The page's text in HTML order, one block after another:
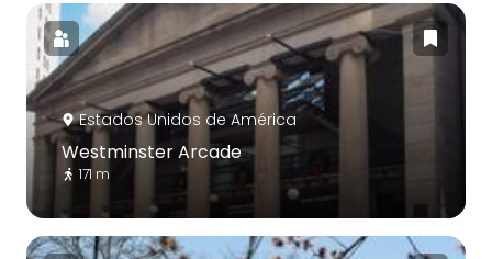
Estados Unidos de América
Westminster Arcade
171 m